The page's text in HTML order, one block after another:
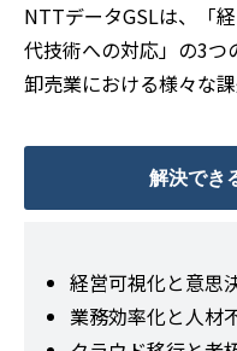
NTTデータGSLは、「
代技術への対応」の3つ
卸売業における様々な課
解決でき
経営可視化と意思
業務効率化と人材